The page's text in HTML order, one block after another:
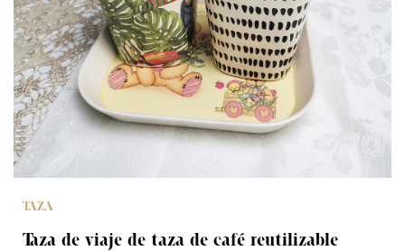
TAZA
Taza de viaje de taza de café reutilizable